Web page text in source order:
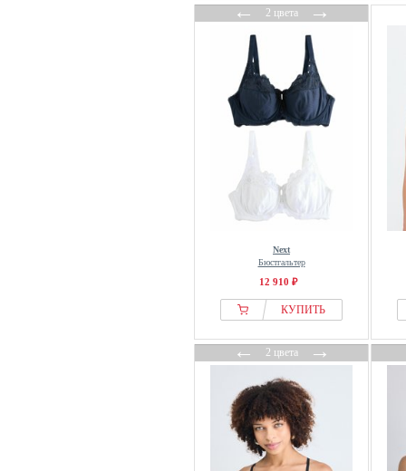
←2 цвета→
Next
Бюстгальтер
12 910 ₽
КУПИТЬ
←2 цвета→